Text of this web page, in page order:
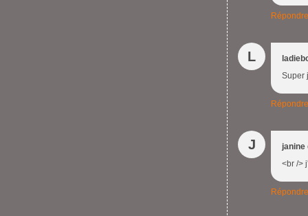
Répondre
L
Super
Répondre
J
janine
<br />
Répondre